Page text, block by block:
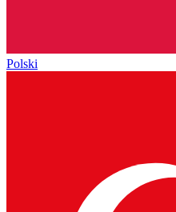
Polski